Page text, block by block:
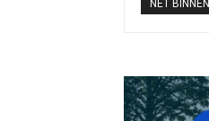
NET BINNEN